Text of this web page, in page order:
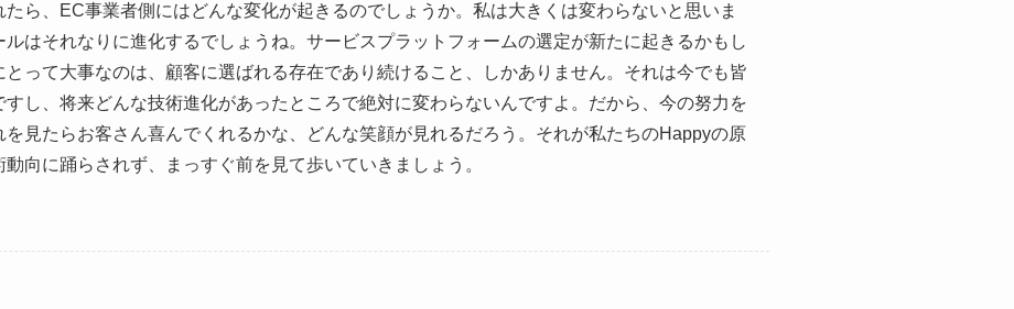
ら、EC事業者側にはどんな変化が起きるのでしょうか。私は大きくは変わらないと思いま
はそれなりに進化するでしょうね。サービスプラットフォームの選定が新たに起きるかもし
って大事なのは、顧客に選ばれる存在であり続けること、しかありません。それは今でも皆
すし、将来どんな技術進化があったところで絶対に変わらないんですよ。だから、今の努力を
見たらお客さん喜んでくれるかな、どんな笑顔が見れるだろう。それが私たちのHappyの原
向に踊らされず、まっすぐ前を見て歩いていきましょう。